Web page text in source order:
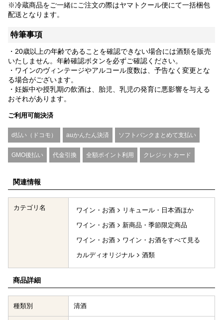
※冷蔵商品をご一緒にご注文の際はヤマトクール便にて一括梱包
配送となります。
特筆事項
・20歳以上の年齢であることを確認できない場合には酒類を販売
いたしません。年齢確認ボタンを必ずご確認ください。
・ワインのヴィンテージやアルコール度数は、予告なく変更とな
る場合がございます。
・妊娠中や授乳期の飲酒は、胎児、乳児の発育に悪影響を与える
おそれがあります。
ご利用可能決済
d払い（ドコモ） auかんたん決済 ソフトバンクまとめて支払い
GMO後払い 代金引換 全額ポイント利用 クレジットカード
関連情報
カテゴリ名 ワイン・お酒
リキュール・日本酒ほか
ワイン・お酒
新商品・季節限定商品
ワイン・お酒
ワイン・お酒をすべて見る
カルディオリジナル
酒類
商品詳細
種類別 清酒